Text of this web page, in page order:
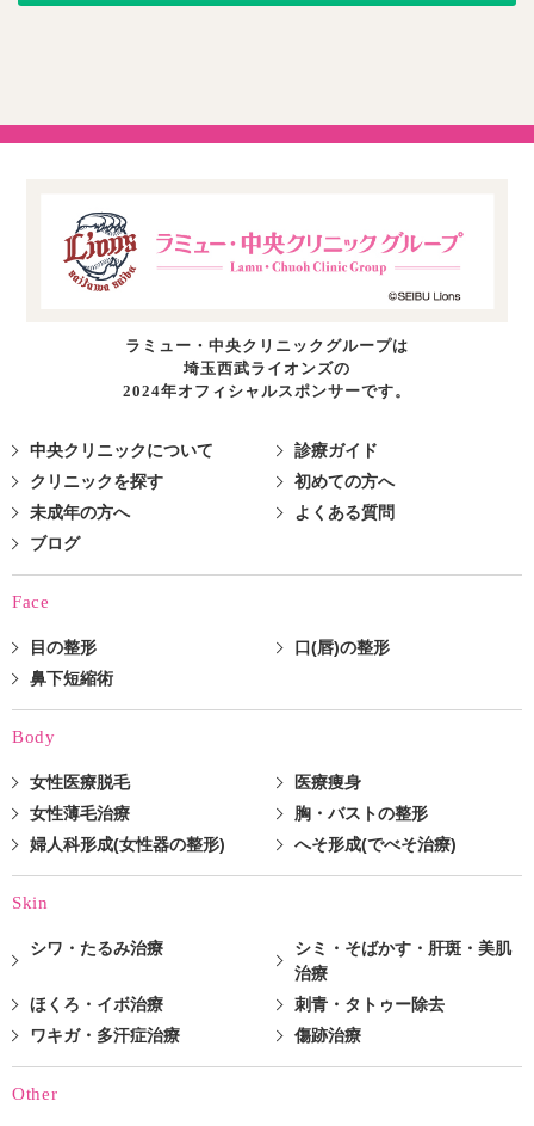
ラミュー・中央クリニックグループは
埼玉西武ライオンズの
2024年オフィシャルスポンサーです。
中央クリニックについて
診療ガイド
クリニックを探す
初めての方へ
未成年の方へ
よくある質問
ブログ
Face
目の整形
口(唇)の整形
鼻下短縮術
Body
女性医療脱毛
医療痩身
女性薄毛治療
胸・バストの整形
婦人科形成(女性器の整形)
へそ形成(でべそ治療)
Skin
シワ・たるみ治療
シミ・そばかす・肝斑・美肌
治療
ほくろ・イボ治療
刺青・タトゥー除去
ワキガ・多汗症治療
傷跡治療
Other